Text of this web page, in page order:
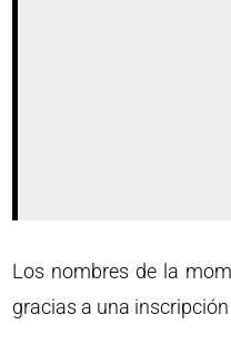
Los nombres de la
gracias a una